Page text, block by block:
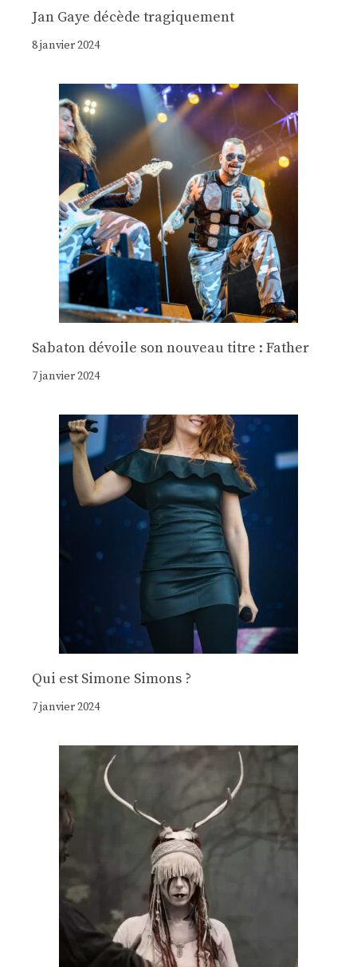
Jan Gaye décède tragiquement
8 janvier 2024
Sabaton dévoile son nouveau titre : Father
7 janvier 2024
Qui est Simone Simons ?
7 janvier 2024